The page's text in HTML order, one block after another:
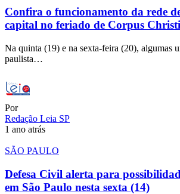
Confira o funcionamento da rede
capital no feriado de Corpus Christi
Na quinta (19) e na sexta-feira (20), algumas
paulista…
Por
Redação Leia SP
1 ano atrás
SÃO PAULO
Defesa Civil alerta para
em São Paulo nesta sexta (14)